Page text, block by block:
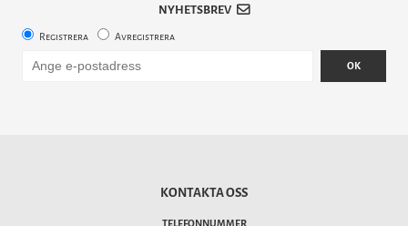
NYHETSBREV
Registrera Avregistrera
OK
KONTAKTA OSS